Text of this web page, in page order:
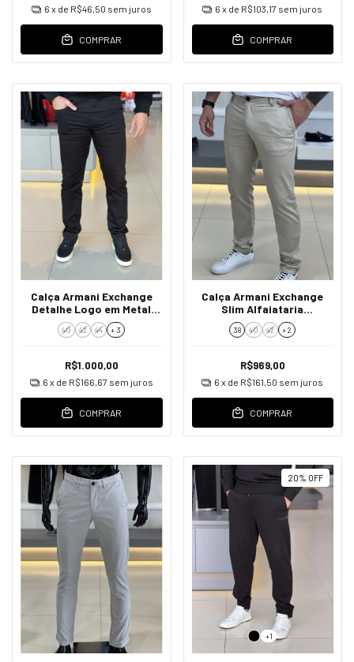
6 x de R$46,50 sem juros
COMPRAR
6 x de R$103,17 sem juros
COMPRAR
Calça Armani Exchange
Detalhe Logo em Metal
Masculino
40 42 44 + 3
R$1.000,00
6 x de R$166,67 sem juros
COMPRAR
Calça Armani Exchange
Slim Alfaiataria
8NZP45ZN1RZ Bege
Masculino Bege
38 40 42 + 2
R$969,00
6 x de R$161,50 sem juros
COMPRAR
20% OFF
+1